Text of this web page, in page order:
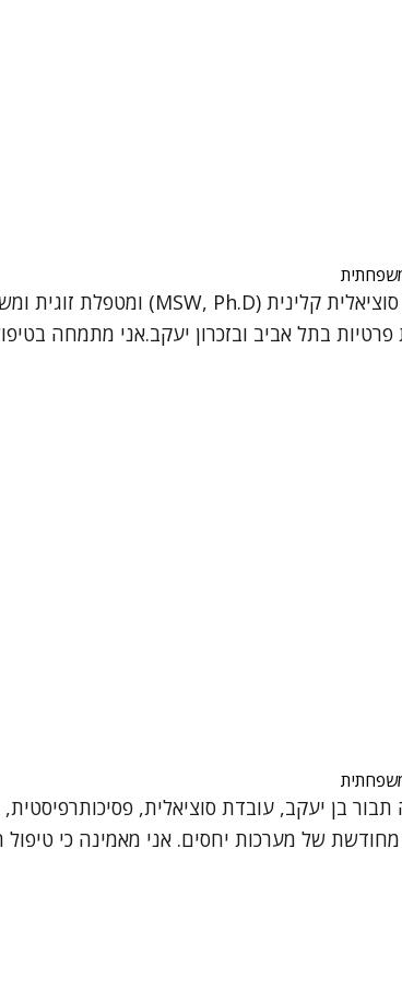
בתל אביב ובזכרון יעקב.אני מתמחה
בן יעקב, עובדת סוציאלית,
מחודשת של מערכות יחסים. אני מאמינה כי